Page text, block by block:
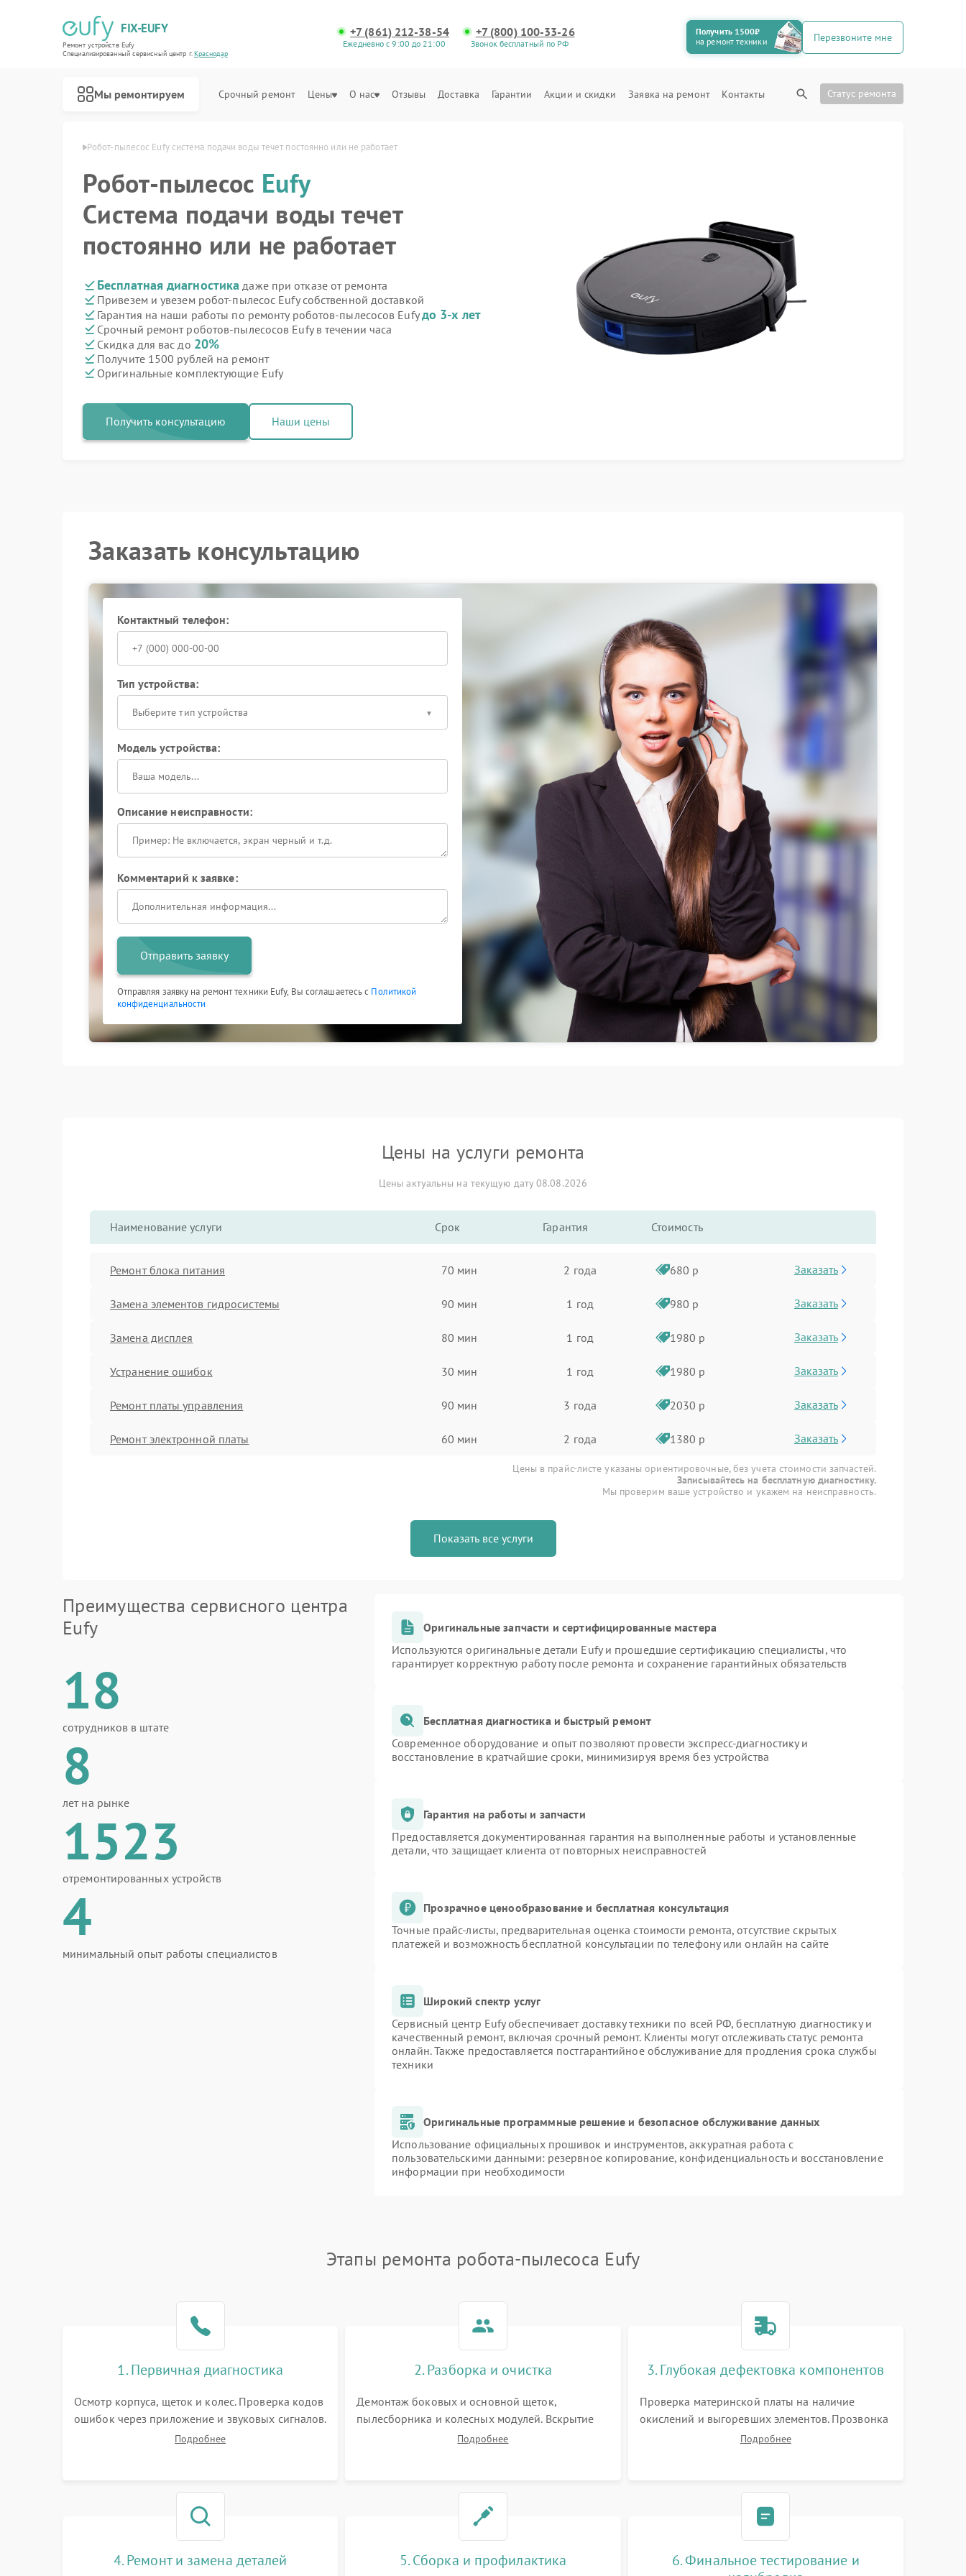
FIX-EUFY
Ремонт устройств Eufy
Специализированный cервисный центр г.Краснодар
+7 (861) 212-38-54
Ежедневно с 9:00 до 21:00
+7 (800) 100-33-26
Звонок бесплатный по РФ
Получить 1500₽
на ремонт техники
Перезвоните мне
Мы ремонтируем Срочный ремонт Цены О нас Отзывы Доставка Гарантии Акции и скидки Заявка на ремонт Контакты Статус ремонта
Робот-пылесос Eufy система подачи воды течет постоянно или не работает
Робот-пылесос Eufy
Система подачи воды течет
постоянно или не работает
Бесплатная диагностика даже при отказе от ремонта
Привезем и увезем робот-пылесос Eufy собственной доставкой
Гарантия на наши работы по ремонту роботов-пылесосов Eufyдо 3-х лет
Срочный ремонт роботов-пылесосов Eufy в течении часа
Скидка для вас до 20%
Получите 1500 рублей на ремонт
Оригинальные комплектующие Eufy
Получить консультацию Наши цены
Заказать консультацию
Контактный телефон:
Тип устройства:
Выберите тип устройства
Модель устройства:
Описание неисправности:
Комментарий к заявке:
Отправить заявку
Отправляя заявку на ремонт техники Eufy, Вы соглашаетесь с Политикой
конфиденциальности
Цены на услуги ремонта
Цены актуальны на текущую дату 08.08.2026
Наименование услуги Срок Гарантия Стоимость
Ремонт блока питания 70 мин 2 года 680 р Заказать
Замена элементов гидросистемы 90 мин 1 год 980 р Заказать
Замена дисплея 80 мин 1 год 1980 р Заказать
Устранение ошибок 30 мин 1 год 1980 р Заказать
Ремонт платы управления 90 мин 3 года 2030 р Заказать
Ремонт электронной платы 60 мин 2 года 1380 р Заказать
Цены в прайс-листе указаны ориентировочные, без учета стоимости запчастей.
Записывайтесь на бесплатную диагностику.
Мы проверим ваше устройство и укажем на неисправность.
Показать все услуги
Преимущества сервисного центра
Eufy
18
сотрудников в штате
8
лет на рынке
1523
отремонтированных устройств
4
минимальный опыт работы специалистов
Оригинальные запчасти и сертифицированные мастера
Используются оригинальные детали Eufy и прошедшие сертификацию специалисты, что
гарантирует корректную работу после ремонта и сохранение гарантийных обязательств
Бесплатная диагностика и быстрый ремонт
Современное оборудование и опыт позволяют провести экспресс-диагностику и
восстановление в кратчайшие сроки, минимизируя время без устройства
Гарантия на работы и запчасти
Предоставляется документированная гарантия на выполненные работы и установленные
детали, что защищает клиента от повторных неисправностей
Прозрачное ценообразование и бесплатная консультация
Точные прайс-листы, предварительная оценка стоимости ремонта, отсутствие скрытых
платежей и возможность бесплатной консультации по телефону или онлайн на сайте
Широкий спектр услуг
Сервисный центр Eufy обеспечивает доставку техники по всей РФ, бесплатную диагностику и
качественный ремонт, включая срочный ремонт. Клиенты могут отслеживать статус ремонта
онлайн. Также предоставляется постгарантийное обслуживание для продления срока службы
техники
Оригинальные программные решение и безопасное обслуживание данных
Использование официальных прошивок и инструментов, аккуратная работа с
пользовательскими данными: резервное копирование, конфиденциальность и восстановление
информации при необходимости
Этапы ремонта робота-пылесоса Eufy
1. Первичная диагностика
Осмотр корпуса, щеток и колес. Проверка кодов
ошибок через приложение и звуковых сигналов.
Замер емкости аккумулятора и тестирование
Подробнее
2. Разборка и очистка
Демонтаж боковых и основной щеток,
пылесборника и колесных модулей. Вскрытие
корпуса робота. Тщательная очистка внутренних
Подробнее
3. Глубокая дефектовка компонентов
Проверка материнской платы на наличие
окислений и выгоревших элементов. Прозвонка
цепей питания, тестирование приводных
Подробнее
4. Ремонт и замена деталей 5. Сборка и профилактика
6. Финальное тестирование и